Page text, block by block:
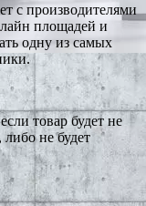
с производителями
площадей и
одну из самых
товар будет не
либо не будет